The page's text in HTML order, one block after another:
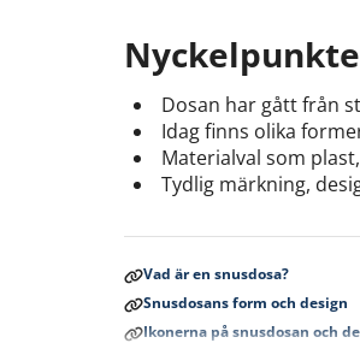
Dosan har gått från
Idag finns olika
Materialval som
Tydlig märkning,
Vad är en snusdosa?
Snusdosans form och design
Ikonerna på snusdosan och